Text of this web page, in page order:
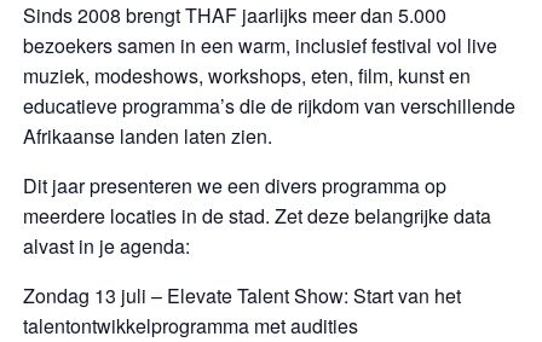
Sinds 2008 brengt THAF jaarlijks meer dan 5.000
bezoekers samen in een warm, inclusief festival vol live
muziek, modeshows, workshops, eten, film, kunst en
educatieve programma’s die de rijkdom van verschillende
Afrikaanse landen laten zien.
Dit jaar presenteren we een divers programma op
meerdere locaties in de stad. Zet deze belangrijke data
alvast in je agenda:
Zondag 13 juli – Elevate Talent Show: Start van het
talentontwikkelprogramma met audities